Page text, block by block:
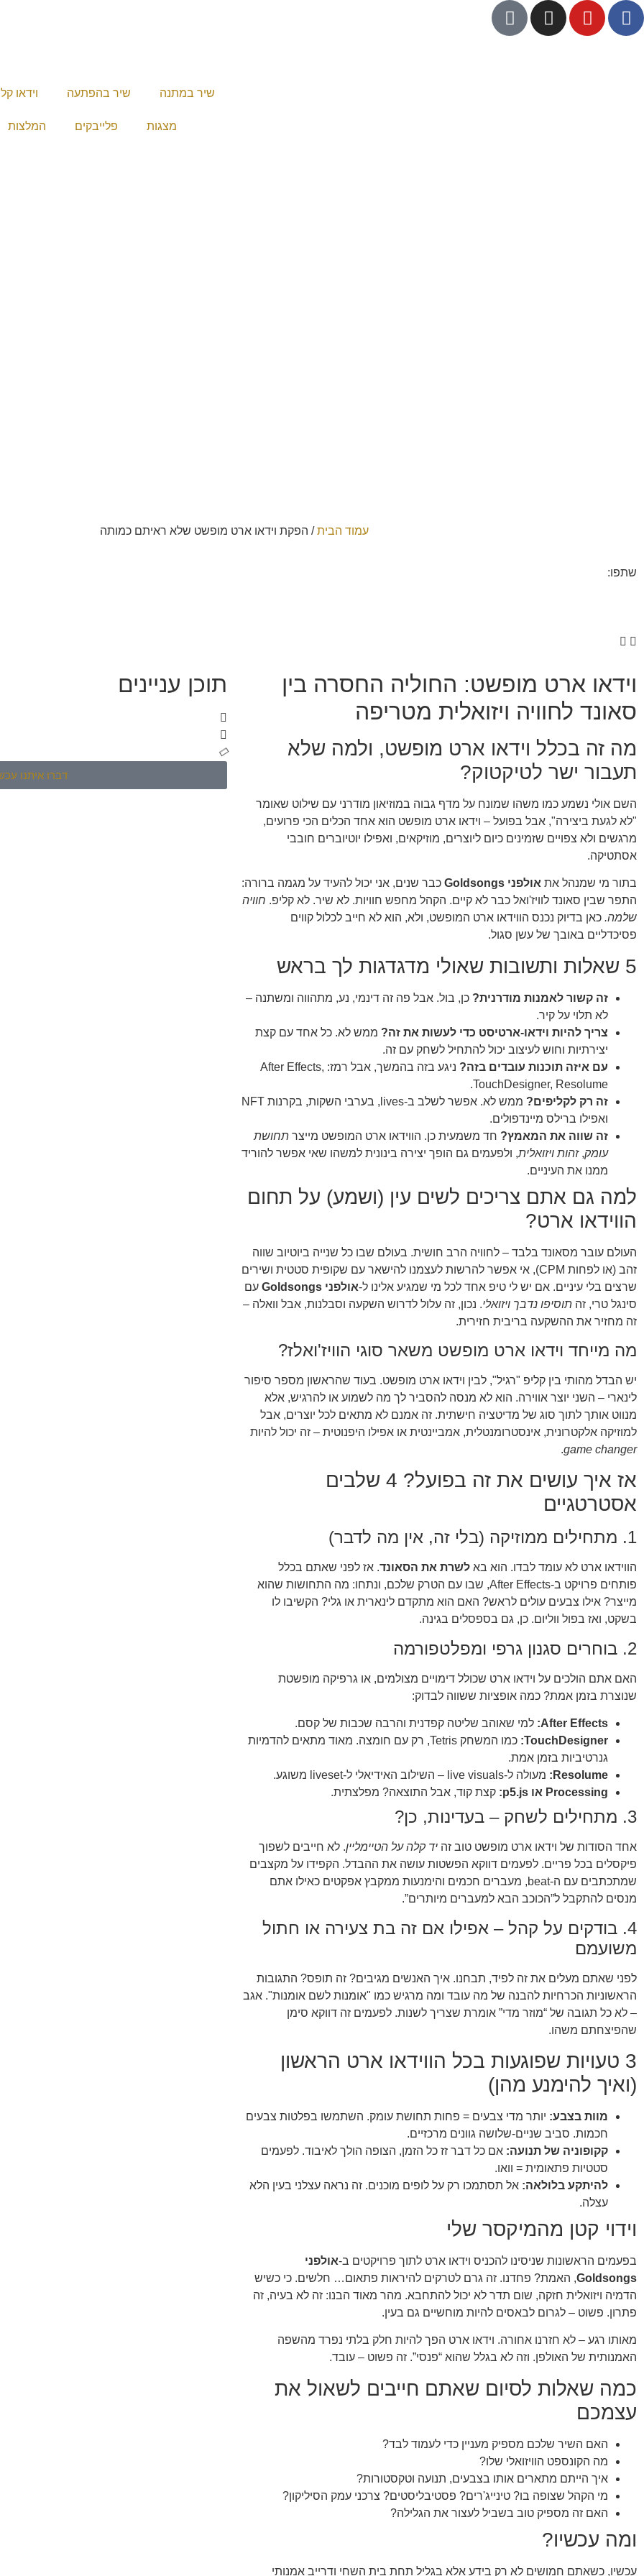
שיר במתנה שיר בהפתעה וידאו
מצגות פלייבקים המלצות
עמוד הבית/ הפקת וידאו ארט מופשט שלא ראיתם כמותה
שתפו:
וידאו ארט מופשט: החוליה החסרה בין
סאונד לחוויה ויזואלית מטריפה
מה זה בכלל וידאו ארט מופשט, ולמה שלא
תעבור ישר לטיקטוק?
השם אולי נשמע כמו משהו שמונח על מדף גבוה במוזיאון מודרני עם שילוט שאומר
"לא לגעת ביצירה", אבל בפועל – וידאו ארט מופשט הוא אחד הכלים הכי פרועים,
מרגשים ולא צפויים שזמינים כיום ליוצרים, מוזיקאים, ואפילו יוטיוברים חובבי
אסתטיקה.
בתור מי שמנהל את אולפני Goldsongs
כבר שנים, אני יכול להעיד על מגמה ברורה:
התפר שבין סאונד לוויז'ואל כבר לא קיים. הקהל מחפש חוויות. לא שיר. לא קליפ. חוויה
שלמה. כאן בדיוק נכנס הווידאו ארט המופשט, ולא, הוא לא חייב לכלול קווים
פסיכדליים באובך של עשן סגול.
5 שאלות ותשובות שאולי מדגדגות לך בראש
זה קשור לאמנות מודרנית? כן, בול. אבל פה זה דינמי, נע, מתהווה ומשתנה –
לא תלוי על קיר.
צריך להיות וידאו-ארטיסט כדי לעשות את זה? ממש לא. כל אחד עם קצת
יצירתיות וחוש לעיצוב יכול להתחיל לשחק עם זה.
עם איזה תוכנות עובדים בזה?
ניגע בזה בהמשך, אבל רמז: After Effects,
TouchDesigner, Resolume.
זה רק לקליפים?
ממש לא. אפשר לשלב ב-lives, בערבי השקות, בקרנות NFT
ואפילו ברילס מיינדפולים.
זה שווה את המאמץ? חד משמעית כן. הווידאו ארט המופשט מייצר תחושת
עומק,זהות ויזואלית, ולפעמים גם הופך יצירה בינונית למשהו שאי אפשר להוריד
ממנו את העיניים.
למה גם אתם צריכים לשים עין (ושמע) על תחום
הווידאו ארט?
העולם עובר מסאונד בלבד – לחוויה הרב חושית. בעולם שבו כל שנייה ביוטיוב שווה
זהב (או לפחות CPM), אי אפשר להרשות לעצמנו להישאר עם שקופית סטטית ושירים
שרצים בלי עיניים. אם יש לי טיפ אחד לכל מי שמגיע אלינו ל-אולפני Goldsongs
עם
סינגל טרי, זה תוסיפו נדבך ויזואלי. נכון, זה עלול לדרוש השקעה וסבלנות, אבל וואלה –
זה מחזיר את ההשקעה בריבית חזירית.
מה מייחד וידאו ארט מופשט משאר סוגי הוויז'ואלז?
יש הבדל מהותי בין קליפ "רגיל", לבין וידאו ארט מופשט. בעוד שהראשון מספר סיפור
לינארי – השני יוצר אווירה. הוא לא מנסה להסביר לך מה לשמוע או להרגיש, אלא
מנווט אותך לתוך סוג של מדיטציה חישתית. זה אמנם לא מתאים לכל יוצרים, אבל
למוזיקה אלקטרונית, אינסטרומנטלית, אמביינטית או אפילו היפנוטית – זה יכול להיות
game changer
.
אז איך עושים את זה בפועל? 4 שלבים
אסטרטגיים
1. מתחילים ממוזיקה (בלי זה, אין מה לדבר)
הווידאו ארט לא עומד לבדו. הוא בא לשרת את הסאונד. אז לפני שאתם בכלל
פותחים פרויקט ב-After Effects, שבו עם הטרק שלכם, ונתחו: מה התחושות שהוא
מייצר? אילו צבעים עולים לראש? האם הוא מתקדם לינארית או גלי? הקשיבו לו
בשקט, ואז בפול ווליום. כן, גם בספסלים בגינה.
2. בוחרים סגנון גרפי ומפלטפורמה
האם אתם הולכים על וידאו ארט שכולל דימויים מצולמים, או גרפיקה מופשטת
שנוצרת בזמן אמת? כמה אופציות ששווה לבדוק:
After Effects: למי שאוהב שליטה קפדנית והרבה שכבות של קסם.
TouchDesigner:
כמו המשחק Tetris, רק עם חומצה. מאוד מתאים להדמיות
גנרטיביות בזמן אמת.
Resolume:
מעולה ל-live visuals – השילוב האידיאלי ל-liveset משוגע.
Processing או p5.js:
קצת קוד, אבל התוצאה? מפלצתית.
3. מתחילים לשחק – בעדינות, כן?
אחד הסודות של וידאו ארט מופשט טוב זה יד קלה על הטיימליין. לא חייבים לשפוך
פיקסלים בכל פריים. לפעמים דווקא הפשטות עושה את ההבדל. הקפידו על מקצבים
שמתכתבים עם ה-beat, מעברים חכמים והימנעות ממקבץ אפקטים כאילו אתם
מנסים להתקבל ל”הכוכב הבא למעברים מיותרים”.
4. בודקים על קהל – אפילו אם זה בת צעירה או חתול
משועמם
לפני שאתם מעלים את זה לפיד, תבחנו. איך האנשים מגיבים? זה תופס? התגובות
הראשוניות הכרחיות להבנה של מה עובד ומה מרגיש כמו "אומנות לשם אומנות". אגב
– לא כל תגובה של “מוזר מדי” אומרת שצריך לשנות. לפעמים זה דווקא סימן
שהפיצחתם משהו.
3 טעויות שפוגעות בכל הווידאו ארט הראשון
(ואיך להימנע מהן)
מוות בצבע: יותר מדי צבעים = פחות תחושת עומק. השתמשו בפלטות צבעים
חכמות. סביב שניים-שלושה גוונים מרכזיים.
קקופוניה של תנועה: אם כל דבר זז כל הזמן, הצופה הולך לאיבוד. לפעמים
סטטיות פתאומית = וואו.
להיתקע בלולאה: אל תסתמכו רק על לופים מוכנים. זה נראה עצלני בעין הלא
עצלה.
וידוי קטן מהמיקסר שלי
בפעמים הראשונות שניסינו להכניס וידאו ארט לתוך פרויקטים ב-אולפני
Goldsongs, האמת? פחדנו. זה גרם לטרקים להיראות פתאום… חלשים. כי כשיש
הדמיה ויזואלית חזקה, שום תדר לא יכול להתחבא. מהר מאוד הבנו: זה לא בעיה, זה
פתרון. פשוט – לגרום לבאסים להיות מוחשיים גם בעין.
מאותו רגע – לא חזרנו אחורה. וידאו ארט הפך להיות חלק בלתי נפרד מהשפה
האמנותית של האולפן. וזה לא בגלל שהוא “פנסי”. זה פשוט – עובד.
כמה שאלות לסיום שאתם חייבים לשאול את
עצמכם
האם השיר שלכם מספיק מעניין כדי לעמוד לבד?
מה הקונספט הוויזואלי שלו?
איך הייתם מתארים אותו בצבעים, תנועה וטקסטורות?
מי הקהל שצופה בו? טינייג'רים? פסטיבליסטים? צרכני עמק הסיליקון?
האם זה מספיק טוב בשביל לעצור את הגלילה?
ומה עכשיו?
עכשיו, כשאתם חמושים לא רק בידע אלא בגליל תחת בית השחי ודרייב אמנותי
תוכן עניינים
דברו איתנו